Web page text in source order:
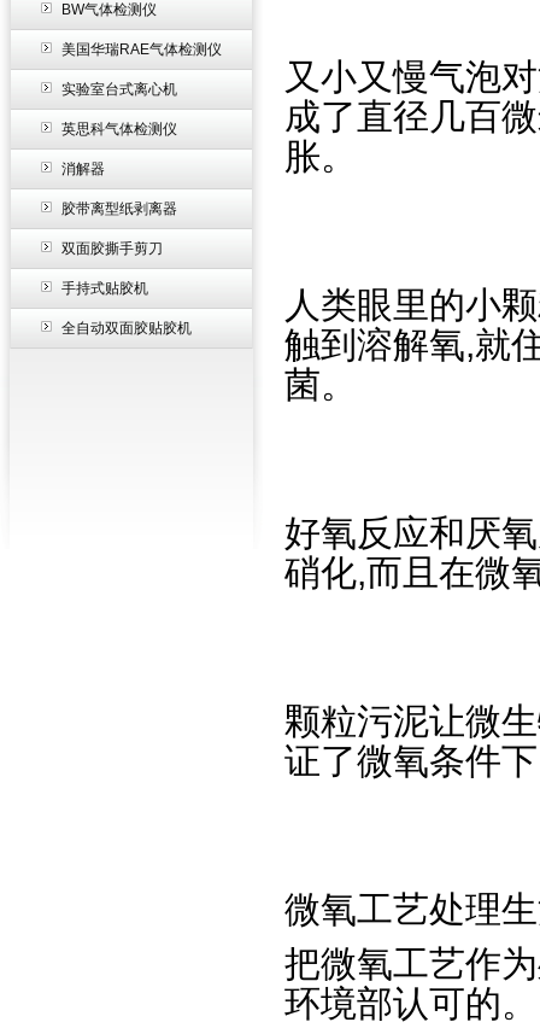
BW气体检测仪
美国华瑞RAE气体检测仪
实验室台式离心机
英思科气体检测仪
消解器
胶带离型纸剥离器
双面胶撕手剪刀
手持式贴胶机
全自动双面胶贴胶机
又小又慢气泡
成了直径几百
胀。
人类眼里的小
触到溶解氧,就
菌。
好氧反应和厌
硝化,而且在微
颗粒污泥让微
证了微氧条件
微氧工艺处理
把微氧工艺作
环境部认可的。